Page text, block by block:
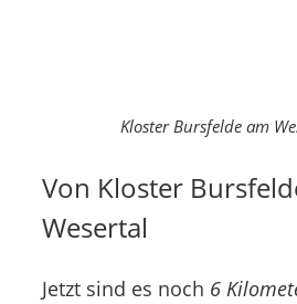
Kloster Bursfelde am
Von Kloster
Wesertal
Jetzt sind es noch 6